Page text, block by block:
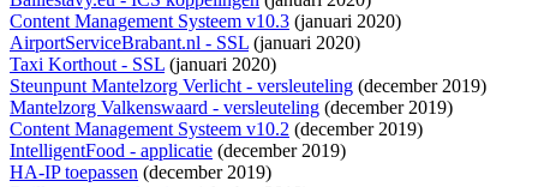
Content Management Systeem v10.3 (januari 2020)
AirportServiceBrabant.nl - SSL (januari 2020)
Taxi Korthout - SSL (januari 2020)
Steunpunt Mantelzorg Verlicht - versleuteling (december 2019)
Mantelzorg Valkenswaard - versleuteling (december 2019)
Content Management Systeem v10.2 (december 2019)
IntelligentFood - applicatie (december 2019)
HA-IP toepassen (december 2019)